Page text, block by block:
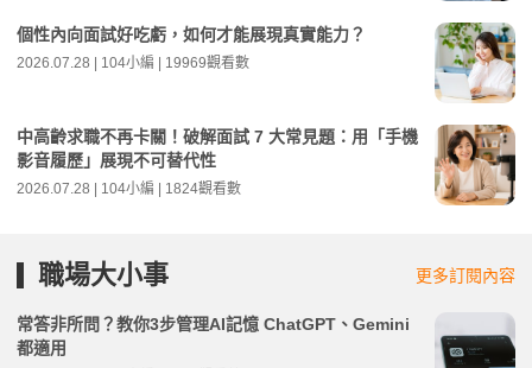
個性內向面試好吃虧，如何才能展現真實能力？
2026.07.28 | 104小編 | 19969觀看數
中高齡求職不再卡關！破解面試 7 大常見題：用「手機
影音履歷」展現不可替代性
2026.07.28 | 104小編 | 1824觀看數
職場大小事 更多訂閱內容
常答非所問？教你3步管理AI記憶 ChatGPT、Gemini
都適用